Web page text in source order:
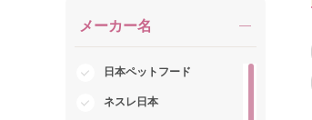
メーカー名
日本ペットフード
ネスレ日本